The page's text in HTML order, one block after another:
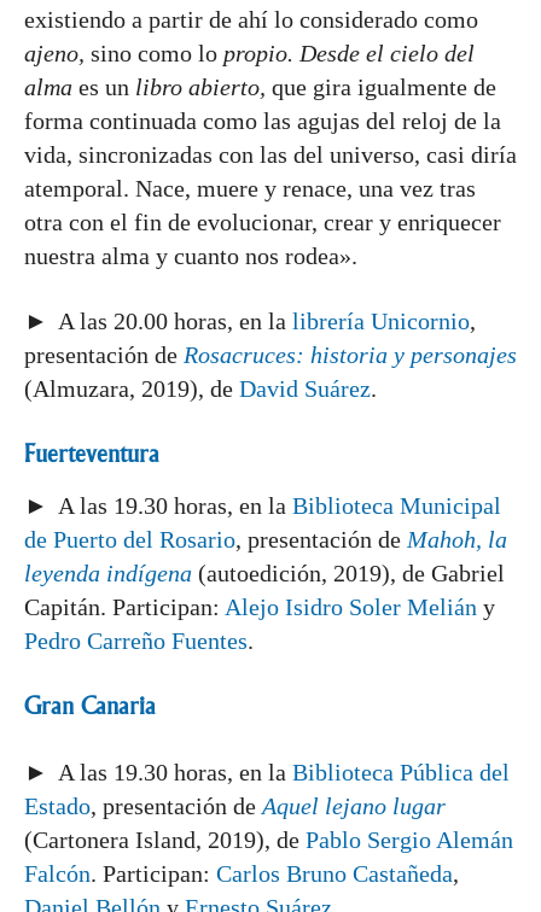
existiendo a partir de ahí lo considerado como
ajeno, sino como lo propio. Desde el cielo del
alma es un libro abierto, que gira igualmente de
forma continuada como las agujas del reloj de la
vida, sincronizadas con las del universo, casi diría
atemporal. Nace, muere y renace, una vez tras
otra con el fin de evolucionar, crear y enriquecer
nuestra alma y cuanto nos rodea».
► A las 20.00 horas, en la librería Unicornio,
presentación de Rosacruces: historia y personajes
(Almuzara, 2019), de David Suárez.
Fuerteventura
► A las 19.30 horas, en la Biblioteca Municipal
de Puerto del Rosario, presentación de Mahoh, la
leyenda indígena (autoedición, 2019), de Gabriel
Capitán. Participan: Alejo Isidro Soler Melián y
Pedro Carreño Fuentes.
Gran Canaria
► A las 19.30 horas, en la Biblioteca Pública del
Estado, presentación de Aquel lejano lugar
(Cartonera Island, 2019), de Pablo Sergio Alemán
Falcón. Participan: Carlos Bruno Castañeda,